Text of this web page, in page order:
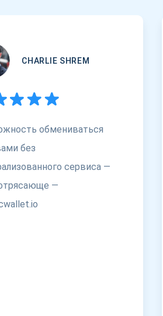
CHARLIE SHREM
обмениваться
без
сервиса —
—